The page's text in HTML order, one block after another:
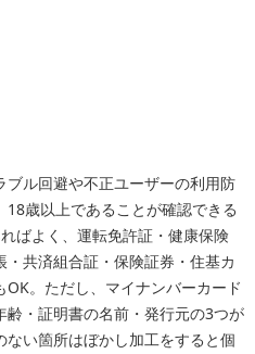
ル回避や不正ユーザーの利用防
歳以上であることが確認できる
ばよく、運転免許証・健康保険
共済組合証・保険証券・住基カ
。ただし、マイナンバーカード
・証明書の名前・発行元の3つが
ない箇所はぼかし加工をすると個